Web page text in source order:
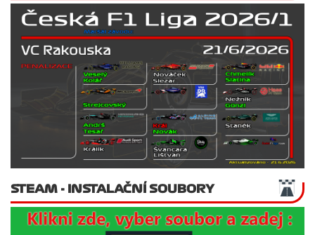
STEAM - INSTALAČNÍ SOUBORY